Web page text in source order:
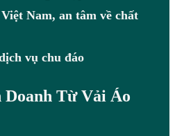
Nam, an tâm về chất
vụ chu đáo
Từ Vải Áo